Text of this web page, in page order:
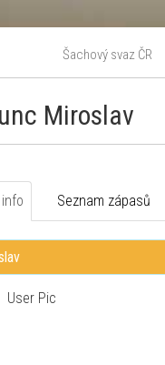
Šachový svaz ČR
Miroslav
Seznam zápasů